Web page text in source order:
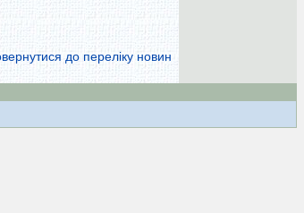
до переліку новин